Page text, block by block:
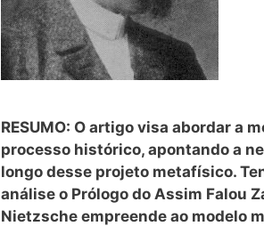
RESUMO: O artigo visa abordar a
processo histórico, apontando a
longo desse projeto metafísico.
análise o Prólogo do Assim Falou
Nietzsche empreende ao modelo